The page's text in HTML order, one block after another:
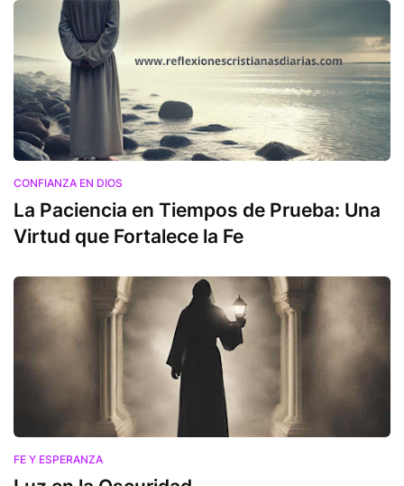
CONFIANZA EN DIOS
La Paciencia en Tiempos de Prueba: Una
Virtud que Fortalece la Fe
FE Y ESPERANZA